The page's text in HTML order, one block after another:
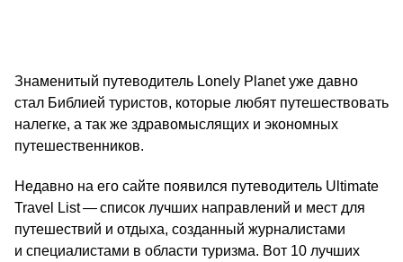
Знаменитый путеводитель Lonely Planet уже давно
стал Библией туристов, которые любят путешествовать
налегке, а так же здравомыслящих и экономных
путешественников.
Недавно на его сайте появился путеводитель Ultimate
Travel List — список лучших направлений и мест для
путешествий и отдыха, созданный журналистами
и специалистами в области туризма. Вот 10 лучших